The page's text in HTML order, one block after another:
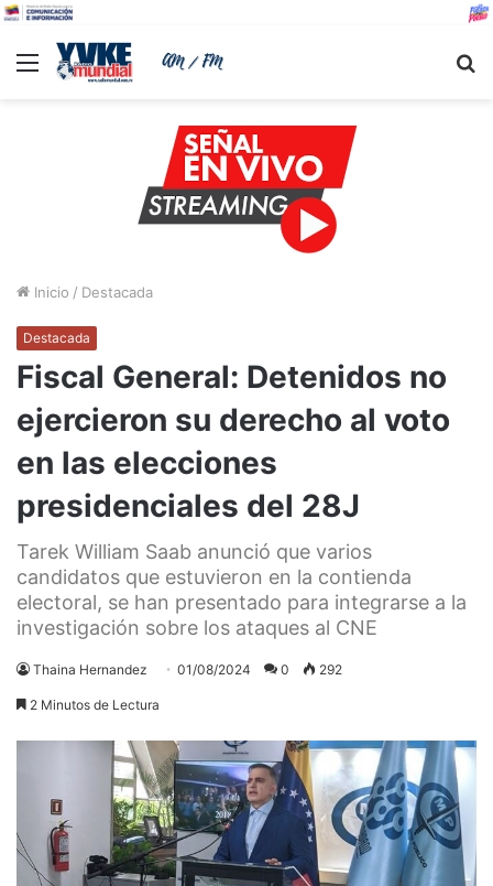
Menu
Inicio / Destacada
Destacada
Fiscal General: Detenidos no
ejercieron su derecho al voto
en las elecciones
presidenciales del 28J
Tarek William Saab anunció que varios
candidatos que estuvieron en la contienda
electoral, se han presentado para integrarse a la
investigación sobre los ataques al CNE
Thaina Hernandez 01/08/2024 0 292
2 Minutos de Lectura